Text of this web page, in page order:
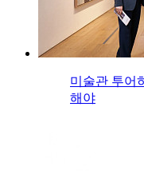
미술관 투어
해야